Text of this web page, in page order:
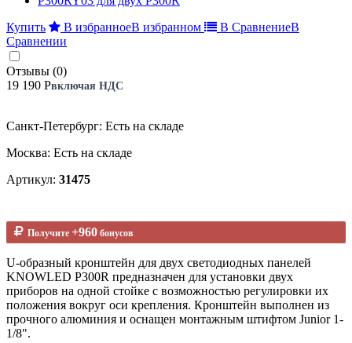
Купить В избранноеВ избранном В СравнениеВ
Сравнении
Отзывы (0)
19 190 Рвключая НДС
Санкт-Петербург: Есть на складе
Москва: Есть на складе
Артикул: 31475
Получите +960 бонусов
U-образный кронштейн для двух светодиодных панелей
KNOWLED P300R предназначен для установки двух
приборов на одной стойке с возможностью регулировки их
положения вокруг оси крепления. Кронштейн выполнен из
прочного алюминия и оснащен монтажным штифтом Junior 1-
1/8".